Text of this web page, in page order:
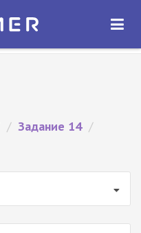
ОТКРЫТЬ
/ Задание 14 /